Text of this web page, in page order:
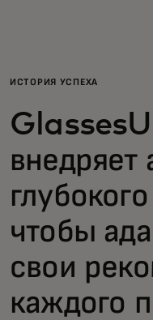
Для бизнеса
Для всего
Для новаторов
Новости и
ИСТОРИЯ УСПЕХА
внедряет
чтобы
свои
каждого